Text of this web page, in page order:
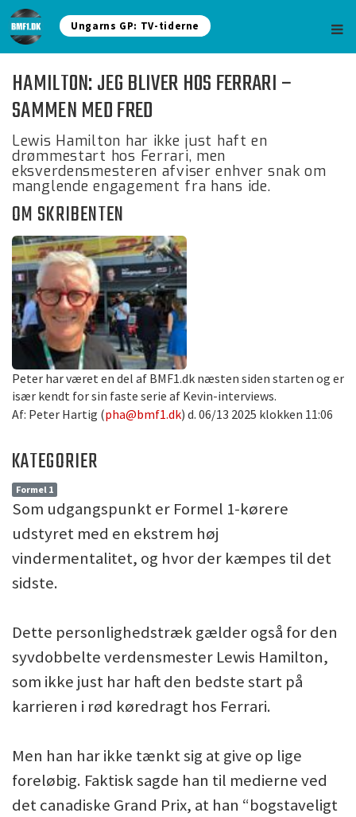
Ungarns GP: TV-tiderne
HAMILTON: JEG BLIVER HOS FERRARI –
SAMMEN MED FRED
Lewis Hamilton har ikke just haft en
drømmestart hos Ferrari, men
eksverdensmesteren afviser enhver snak om
manglende engagement fra hans ide.
OM SKRIBENTEN
Peter har været en del af BMF1.dk næsten siden starten og er
især kendt for sin faste serie af Kevin-interviews.
Af: Peter Hartig (pha@bmf1.dk) d. 06/13 2025 klokken 11:06
KATEGORIER
Formel 1
Som udgangspunkt er Formel 1-kørere
udstyret med en ekstrem høj
vindermentalitet, og hvor der kæmpes til det
sidste.
Dette personlighedstræk gælder også for den
syvdobbelte verdensmester Lewis Hamilton,
som ikke just har haft den bedste start på
karrieren i rød køredragt hos Ferrari.
Men han har ikke tænkt sig at give op lige
foreløbig. Faktisk sagde han til medierne ved
det canadiske Grand Prix, at han “bogstaveligt